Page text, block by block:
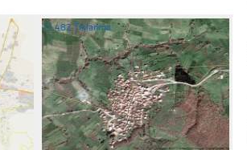
☐482 Tıklanma